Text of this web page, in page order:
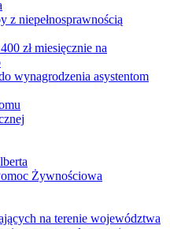
z niepełnosprawnością
zł miesięcznie na
wynagrodzenia asystentom
Żywnościowa
na terenie województwa